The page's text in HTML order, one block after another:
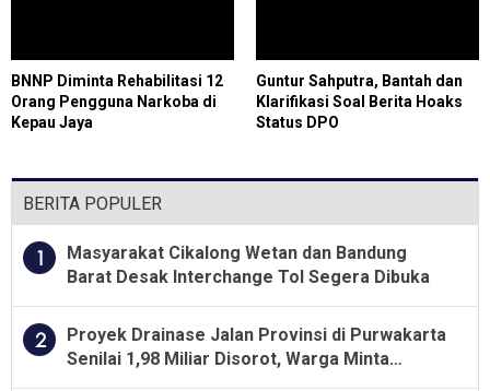
BNNP Diminta Rehabilitasi 12
Orang Pengguna Narkoba di
Kepau Jaya
Guntur Sahputra, Bantah dan
Klarifikasi Soal Berita Hoaks
Status DPO
BERITA POPULER
1
Masyarakat Cikalong Wetan dan Bandung
Barat Desak Interchange Tol Segera Dibuka
2
Proyek Drainase Jalan Provinsi di Purwakarta
Senilai 1,98 Miliar Disorot, Warga Minta